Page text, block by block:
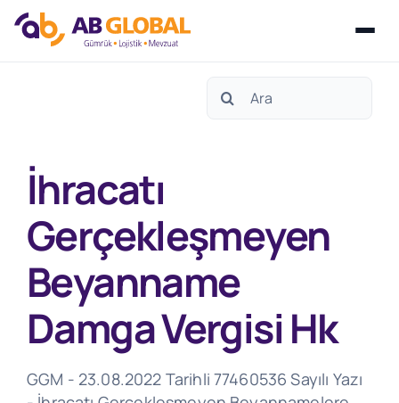
Search
İhracatı
Gerçekleşmeyen
Beyanname
Damga Vergisi Hk
GGM - 23.08.2022 Tarihli 77460536 Sayılı Yazı